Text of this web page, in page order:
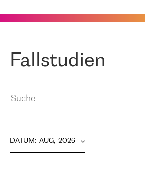
Fallstudien
DATUM: AUG,  2026